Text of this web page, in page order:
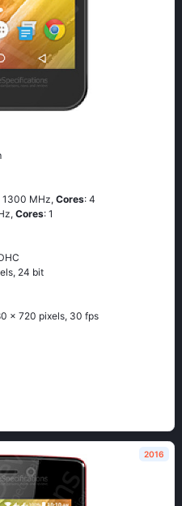
1300 MHz, Cores: 4
Cores: 1
24 bit
x 720 pixels, 30 fps
2016